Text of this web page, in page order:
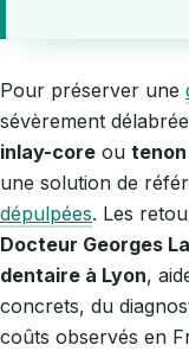
Pour préserver une
sévèrement
inlay-core ou
une solution de
dépulpées. Les
Docteur Georges
dentaire à Lyon,
concrets, du
coûts observés en